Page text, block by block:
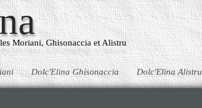
Moriani, Ghisonaccia et Alistru
Dolc'Elina Ghisonaccia Dolc'Elina Alistru